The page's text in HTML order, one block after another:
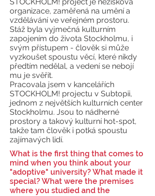
organizace, zaměřená na umění a
vzdělávání ve veřejném prostoru.
Stáž byla vyjmečná kulturním
zapojením do života Stockholmu, i
svým přístupem - člověk si může
vyzkoušet spoustu věcí, které nikdy
předtím nedělal, a vedení se nebojí
mu je svěřit.
Pracovala jsem v kancelářích
STOCKHOLM! projectu v Subtopii,
jednom z největších kulturních center
Stockholmu. Jsou to nádherné
prostory a takový kulturní hot-spot,
takže tam člověk i potká spoustu
zajímavých lidí.
What is the first thing that comes to
mind when you think about your
"adoptive" university? What made it
special? What were the premises
where you studied and the